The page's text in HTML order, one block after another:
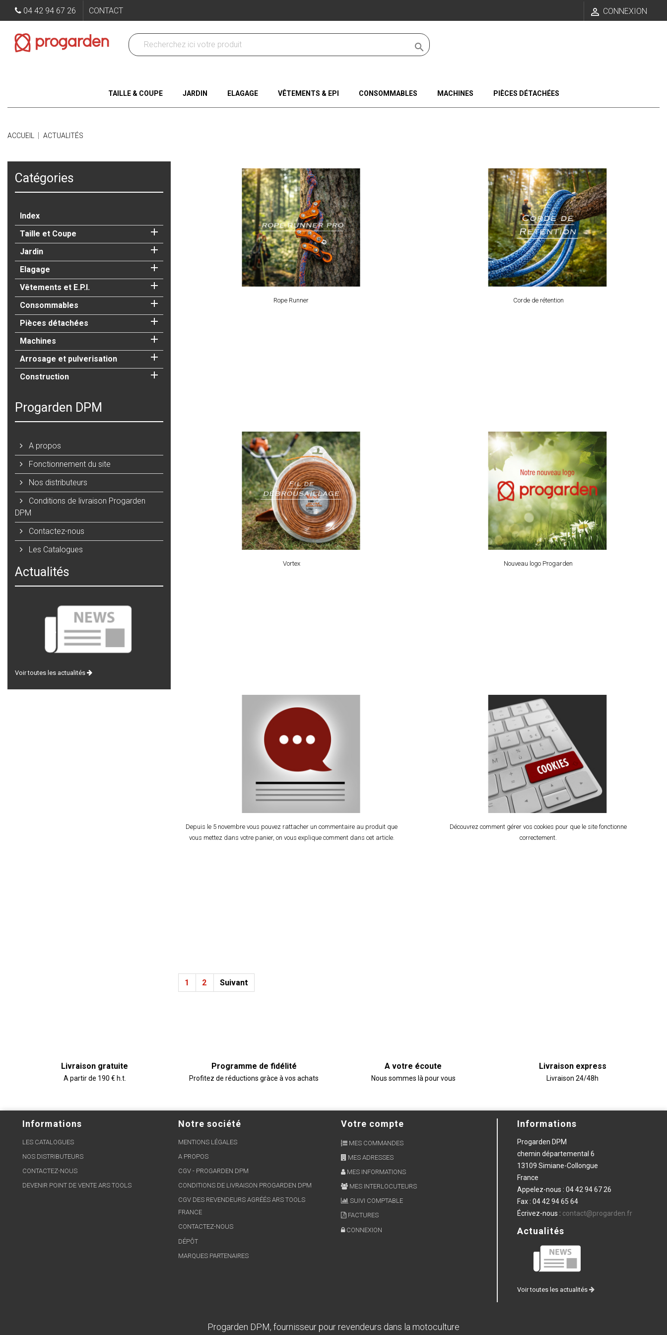
04 42 94 67 26 CONTACT  CONNEXION

TAILLE & COUPE JARDIN ELAGAGE VÊTEMENTS & EPI CONSOMMABLES MACHINES PIÈCES DÉTACHÉES
ACCUEIL ACTUALITÉS
Catégories
Index
Taille et Coupe

Jardin 
Elagage 
Vêtements et E.P.I. 
Consommables 
Pièces détachées 
Machines 
Arrosage et pulverisation 
Construction 
Progarden DPM
A propos
Fonctionnement du site
Nos distributeurs
Conditions de livraison Progarden
DPM
Contactez-nous
Les Catalogues
Actualités
Voir toutes les actualités
Rope Runner Corde de rétention
Vortex Nouveau logo Progarden
Depuis le 5 novembre vous pouvez rattacher un commentaire au produit que
vous mettez dans votre panier, on vous explique comment dans cet article.
Découvrez comment gérer vos cookies pour que le site fonctionne
correctement.
1 2 Suivant
Livraison gratuite
A partir de 190 € h.t.
Programme de fidélité
Profitez de réductions gràce à vos achats
A votre écoute
Nous sommes là pour vous
Livraison express
Livraison 24/48h
Informations
LES CATALOGUES
NOS DISTRIBUTEURS
CONTACTEZ-NOUS
DEVENIR POINT DE VENTE ARS TOOLS
Notre société
MENTIONS LÉGALES
A PROPOS
CGV - PROGARDEN DPM
CONDITIONS DE LIVRAISON PROGARDEN DPM
CGV DES REVENDEURS AGRÉÉS ARS TOOLS
FRANCE
CONTACTEZ-NOUS
DÉPÔT
MARQUES PARTENAIRES
Votre compte
MES COMMANDES
MES ADRESSES
MES INFORMATIONS
MES INTERLOCUTEURS
SUIVI COMPTABLE
FACTURES
CONNEXION
Informations
Progarden DPM
chemin départemental 6
13109 Simiane-Collongue
France
Appelez-nous : 04 42 94 67 26
Fax : 04 42 94 65 64
Écrivez-nous : contact@progarden.fr
Actualités
Voir toutes les actualités
Progarden DPM, fournisseur pour revendeurs dans la motoculture